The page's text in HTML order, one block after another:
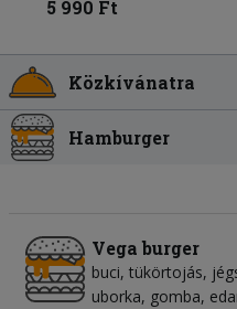
5 990 Ft
Közkívánatra
Hamburger
Vega burger
buci, tükörtojás,
uborka, gomba,